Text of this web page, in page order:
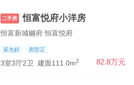
二手房 恒富悦府小洋房
恒富新城樾府 恒富悦府
采光好 房型正
3室3厅2卫 建面111.0m2 82.8万元